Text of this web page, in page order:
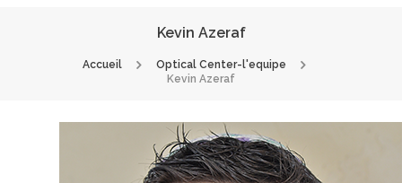
Kevin Azeraf
Accueil
Optical Center-l'equipe
Kevin Azeraf